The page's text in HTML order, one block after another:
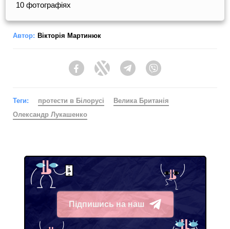
10 фотографіях
Автор: Вікторія Мартинюк
FacebookTwitter Telegram
Теги: протести в Білорусі
Велика Британія
Олександр Лукашенко
Підпишись на наш
Telegram